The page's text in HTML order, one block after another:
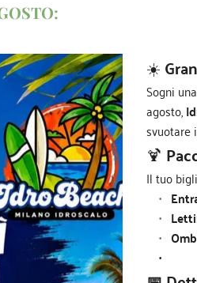
☀️
Sogni
agosto,
svuotare
🍹
Il tuo